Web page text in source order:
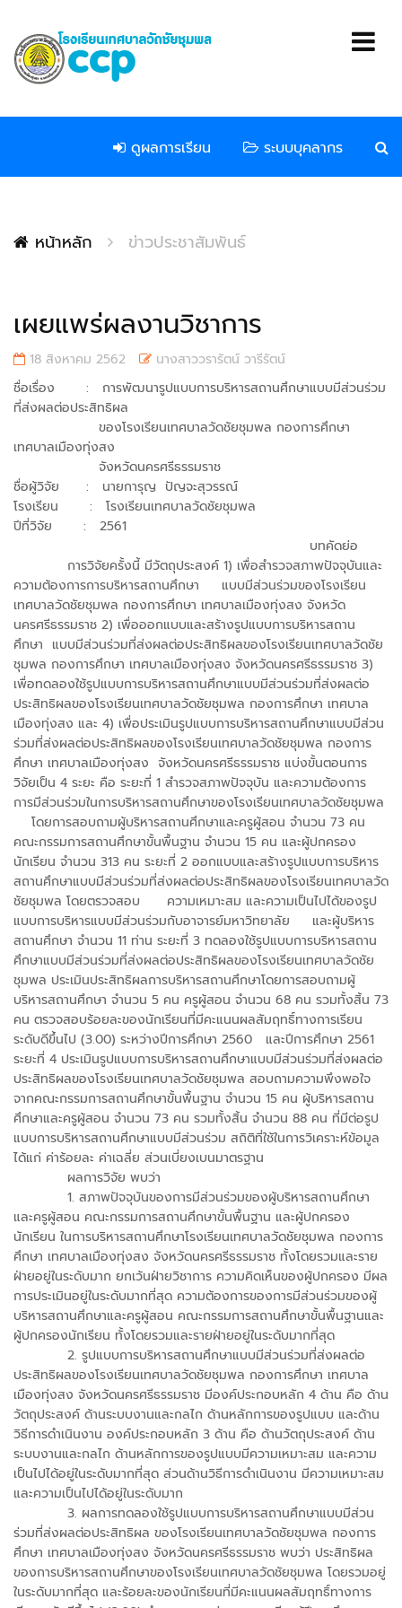
ดูผลการเรียน ระบบบุคลากร
หน้าหลัก ข่าวประชาสัมพันธ์
เผยแพร่ผลงานวิชาการ
18 สิงหาคม 2562
นางสาววรารัตน์ วารีรัตน์
ชื่อเรื่อง : การพัฒนารูปแบบการบริหารสถานศึกษาแบบมีส่วนร่วม
ที่ส่งผลต่อประสิทธิผล
ของโรงเรียนเทศบาลวัดชัยชุมพล กองการศึกษา
เทศบาลเมืองทุ่งสง
จังหวัดนครศรีธรรมราช
ชื่อผู้วิจัย : นายการุญ ปัญจะสุวรรณ์
โรงเรียน : โรงเรียนเทศบาลวัดชัยชุมพล
ปีที่วิจัย : 2561
บทคัดย่อ
การวิจัยครั้งนี้ มีวัตถุประสงค์ 1) เพื่อสำรวจสภาพปัจจุบันและ
ความต้องการการบริหารสถานศึกษา แบบมีส่วนร่วมของโรงเรียน
เทศบาลวัดชัยชุมพล กองการศึกษา เทศบาลเมืองทุ่งสง จังหวัด
นครศรีธรรมราช 2) เพื่อออกแบบและสร้างรูปแบบการบริหารสถาน
ศึกษา แบบมีส่วนร่วมที่ส่งผลต่อประสิทธิผลของโรงเรียนเทศบาลวัดชัย
ชุมพล กองการศึกษา เทศบาลเมืองทุ่งสง จังหวัดนครศรีธรรมราช 3)
เพื่อทดลองใช้รูปแบบการบริหารสถานศึกษาแบบมีส่วนร่วมที่ส่งผลต่อ
ประสิทธิผลของโรงเรียนเทศบาลวัดชัยชุมพล กองการศึกษา เทศบาล
เมืองทุ่งสง และ 4) เพื่อประเมินรูปแบบการบริหารสถานศึกษาแบบมีส่วน
ร่วมที่ส่งผลต่อประสิทธิผลของโรงเรียนเทศบาลวัดชัยชุมพล กองการ
ศึกษา เทศบาลเมืองทุ่งสง จังหวัดนครศรีธรรมราช แบ่งขั้นตอนการ
วิจัยเป็น 4 ระยะ คือ ระยะที่ 1 สำรวจสภาพปัจจุบัน และความต้องการ
การมีส่วนร่วมในการบริหารสถานศึกษาของโรงเรียนเทศบาลวัดชัยชุมพล
โดยการสอบถามผู้บริหารสถานศึกษาและครูผู้สอน จำนวน 73 คน
คณะกรรมการสถานศึกษาขั้นพื้นฐาน จำนวน 15 คน และผู้ปกครอง
นักเรียน จำนวน 313 คน ระยะที่ 2 ออกแบบและสร้างรูปแบบการบริหาร
สถานศึกษาแบบมีส่วนร่วมที่ส่งผลต่อประสิทธิผลของโรงเรียนเทศบาลวัด
ชัยชุมพล โดยตรวจสอบ ความเหมาะสม และความเป็นไปได้ของรูป
แบบการบริหารแบบมีส่วนร่วมกับอาจารย์มหาวิทยาลัย และผู้บริหาร
สถานศึกษา จำนวน 11 ท่าน ระยะที่ 3 ทดลองใช้รูปแบบการบริหารสถาน
ศึกษาแบบมีส่วนร่วมที่ส่งผลต่อประสิทธิผลของโรงเรียนเทศบาลวัดชัย
ชุมพล ประเมินประสิทธิผลการบริหารสถานศึกษาโดยการสอบถามผู้
บริหารสถานศึกษา จำนวน 5 คน ครูผู้สอน จำนวน 68 คน รวมทั้งสิ้น 73
คน ตรวจสอบร้อยละของนักเรียนที่มีคะแนนผลสัมฤทธิ์ทางการเรียน
ระดับดีขึ้นไป (3.00) ระหว่างปีการศึกษา 2560 และปีการศึกษา 2561
ระยะที่ 4 ประเมินรูปแบบการบริหารสถานศึกษาแบบมีส่วนร่วมที่ส่งผลต่อ
ประสิทธิผลของโรงเรียนเทศบาลวัดชัยชุมพล สอบถามความพึงพอใจ
จากคณะกรรมการสถานศึกษาขั้นพื้นฐาน จำนวน 15 คน ผู้บริหารสถาน
ศึกษาและครูผู้สอน จำนวน 73 คน รวมทั้งสิ้น จำนวน 88 คน ที่มีต่อรูป
แบบการบริหารสถานศึกษาแบบมีส่วนร่วม สถิติที่ใช้ในการวิเคราะห์ข้อมูล
ได้แก่ ค่าร้อยละ ค่าเฉลี่ย ส่วนเบี่ยงเบนมาตรฐาน
ผลการวิจัย พบว่า
1. สภาพปัจจุบันของการมีส่วนร่วมของผู้บริหารสถานศึกษา
และครูผู้สอน คณะกรรมการสถานศึกษาขั้นพื้นฐาน และผู้ปกครอง
นักเรียน ในการบริหารสถานศึกษาโรงเรียนเทศบาลวัดชัยชุมพล กองการ
ศึกษา เทศบาลเมืองทุ่งสง จังหวัดนครศรีธรรมราช ทั้งโดยรวมและราย
ฝ่ายอยู่ในระดับมาก ยกเว้นฝ่ายวิชาการ ความคิดเห็นของผู้ปกครอง มีผล
การประเมินอยู่ในระดับมากที่สุด ความต้องการของการมีส่วนร่วมของผู้
บริหารสถานศึกษาและครูผู้สอน คณะกรรมการสถานศึกษาขั้นพื้นฐานและ
ผู้ปกครองนักเรียน ทั้งโดยรวมและรายฝ่ายอยู่ในระดับมากที่สุด
2. รูปแบบการบริหารสถานศึกษาแบบมีส่วนร่วมที่ส่งผลต่อ
ประสิทธิผลของโรงเรียนเทศบาลวัดชัยชุมพล กองการศึกษา เทศบาล
เมืองทุ่งสง จังหวัดนครศรีธรรมราช มีองค์ประกอบหลัก 4 ด้าน คือ ด้าน
วัตถุประสงค์ ด้านระบบงานและกลไก ด้านหลักการของรูปแบบ และด้าน
วิธีการดำเนินงาน องค์ประกอบหลัก 3 ด้าน คือ ด้านวัตถุประสงค์ ด้าน
ระบบงานและกลไก ด้านหลักการของรูปแบบมีความเหมาะสม และความ
เป็นไปได้อยู่ในระดับมากที่สุด ส่วนด้านวิธีการดำเนินงาน มีความเหมาะสม
และความเป็นไปได้อยู่ในระดับมาก
3. ผลการทดลองใช้รูปแบบการบริหารสถานศึกษาแบบมีส่วน
ร่วมที่ส่งผลต่อประสิทธิผล ของโรงเรียนเทศบาลวัดชัยชุมพล กองการ
ศึกษา เทศบาลเมืองทุ่งสง จังหวัดนครศรีธรรมราช พบว่า ประสิทธิผล
ของการบริหารสถานศึกษาของโรงเรียนเทศบาลวัดชัยชุมพล โดยรวมอยู่
ในระดับมากที่สุด และร้อยละของนักเรียนที่มีคะแนนผลสัมฤทธิ์ทางการ